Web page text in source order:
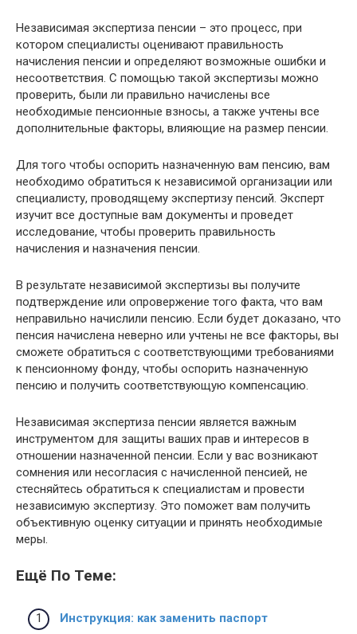
Независимая экспертиза пенсии – это процесс, при
котором специалисты оценивают правильность
начисления пенсии и определяют возможные ошибки и
несоответствия. С помощью такой экспертизы можно
проверить, были ли правильно начислены все
необходимые пенсионные взносы, а также учтены все
дополнительные факторы, влияющие на размер пенсии.
Для того чтобы оспорить назначенную вам пенсию, вам
необходимо обратиться к независимой организации или
специалисту, проводящему экспертизу пенсий. Эксперт
изучит все доступные вам документы и проведет
исследование, чтобы проверить правильность
начисления и назначения пенсии.
В результате независимой экспертизы вы получите
подтверждение или опровержение того факта, что вам
неправильно начислили пенсию. Если будет доказано, что
пенсия начислена неверно или учтены не все факторы, вы
сможете обратиться с соответствующими требованиями
к пенсионному фонду, чтобы оспорить назначенную
пенсию и получить соответствующую компенсацию.
Независимая экспертиза пенсии является важным
инструментом для защиты ваших прав и интересов в
отношении назначенной пенсии. Если у вас возникают
сомнения или несогласия с начисленной пенсией, не
стесняйтесь обратиться к специалистам и провести
независимую экспертизу. Это поможет вам получить
объективную оценку ситуации и принять необходимые
меры.
Ещё По Теме:
Инструкция: как заменить паспорт